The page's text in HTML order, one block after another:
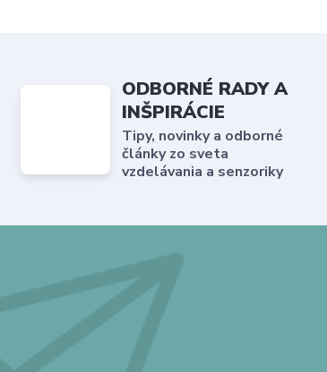
ODBORNÉ RADY A
INŠPIRÁCIE
Tipy, novinky a odborné
články zo sveta
vzdelávania a senzoriky